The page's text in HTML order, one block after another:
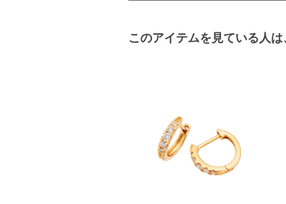
このアイテムを見ている人は